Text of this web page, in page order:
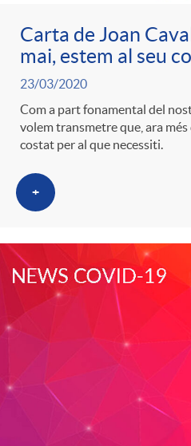
Carta de Joan
mai, estem al seu
23/03/2020
Com a part fonamental del
volem transmetre que, ara més
costat per al que necessiti.
+